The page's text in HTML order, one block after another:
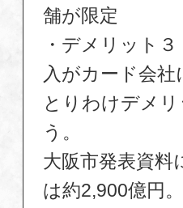
舗が限定
・デメリット
入がカード会
とりわけデメ
う。
大阪市発表資料
は約2,900億円。